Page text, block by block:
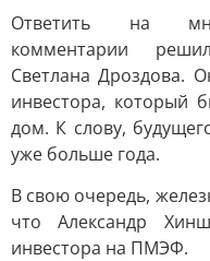
Ответить на
комментарии
Светлана Дроздова.
инвестора, который
дом. К слову,
уже больше года.
В свою очередь,
что Александр
инвестора на ПМЭФ.